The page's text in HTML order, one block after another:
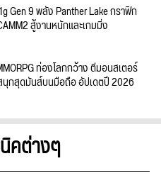
Gen 9 พลัง Panther Lake กราฟิก
สู้งานหนักและเกมมิ่ง
ท่องโลกกว้าง ตีมอนสเตอร์
กสุดมันส์บนมือถือ อัปเดตปี 2026
คต่างๆ